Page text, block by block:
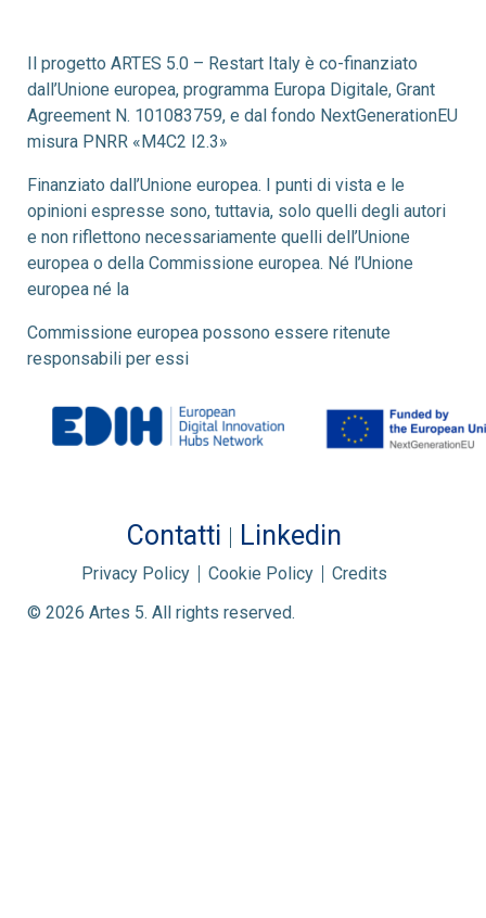
Il progetto ARTES 5.0 – Restart Italy è co-finanziato
dall’Unione europea, programma Europa Digitale, Grant
Agreement N. 101083759, e dal fondo NextGenerationEU
misura PNRR «M4C2 I2.3»
Finanziato dall’Unione europea. I punti di vista e le
opinioni espresse sono, tuttavia, solo quelli degli autori
e non riflettono necessariamente quelli dell’Unione
europea o della Commissione europea. Né l’Unione
europea né la
Commissione europea possono essere ritenute
responsabili per essi
Contatti Linkedin
Privacy Policy Cookie Policy
Credits
© 2026 Artes 5. All rights reserved.